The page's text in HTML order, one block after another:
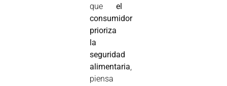
que el
consumidor
prioriza
la
seguridad
alimentaria,
piensa